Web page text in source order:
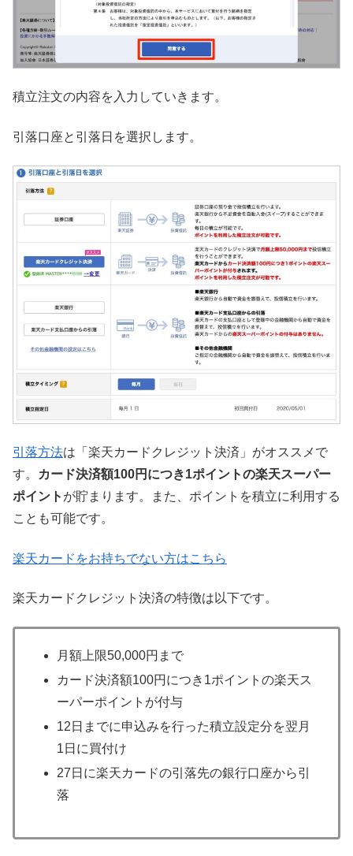
積立注文の内容を入力していきます。
引落口座と引落日を選択します。
引落方法は「楽天カードクレジット決済」がオススメで
す。
カード決済額100円につき1ポイントの楽天スーパー
ポイント が貯まります。また、ポイントを積立に利用する
ことも可能です。
楽天カードをお持ちでない方はこちら
楽天カードクレジット決済の特徴は以下です。
月額上限50,000円まで
カード決済額100円につき1ポイントの楽天ス
ーパーポイントが付与
12日までに申込みを行った積立設定分を翌月
1日に買付け
27日に楽天カードの引落先の銀行口座から引
落